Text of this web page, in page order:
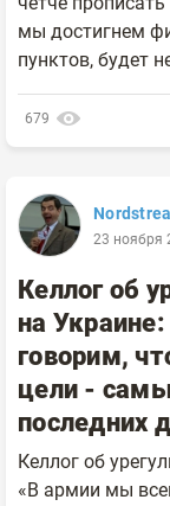
мы достигнем
пунктов, будет
679
23 ноября
Келлог об
на
говорим,
цели -
последних
Келлог об
«В армии мы